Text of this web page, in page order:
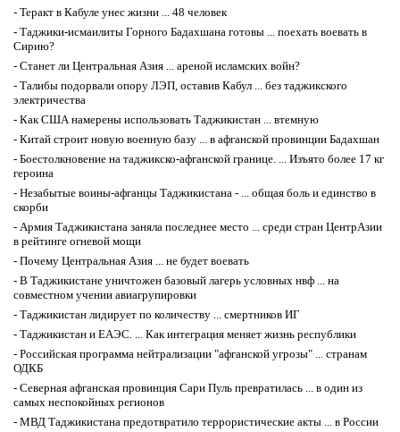
- Теракт в Кабуле унес жизни ... 48 человек
- Таджики-исмаилиты Горного Бадахшана готовы ... поехать воевать в
Сирию?
- Станет ли Центральная Азия ... ареной исламских войн?
- Талибы подорвали опору ЛЭП, оставив Кабул ... без таджикского
электричества
- Как США намерены использовать Таджикистан ... втемную
- Китай строит новую военную базу ... в афганской провинции Бадахшан
- Боестолкновение на таджикско-афганской границе. ... Изъято более 17 кг
героина
- Незабытые воины-афганцы Таджикистана - ... общая боль и единство в
скорби
- Армия Таджикистана заняла последнее место ... среди стран ЦентрАзии
в рейтинге огневой мощи
- Почему Центральная Азия ... не будет воевать
- В Таджикистане уничтожен базовый лагерь условных нвф ... на
совместном учении авиагрупировки
- Таджикистан лидирует по количеству ... смертников ИГ
- Таджикистан и ЕАЭС. ... Как интеграция меняет жизнь республики
- Российская программа нейтрализации "афганской угрозы" ... странам
ОДКБ
- Северная афганская провинция Сари Пуль превратилась ... в один из
самых неспокойных регионов
- МВД Таджикистана предотвратило террористические акты ... в России